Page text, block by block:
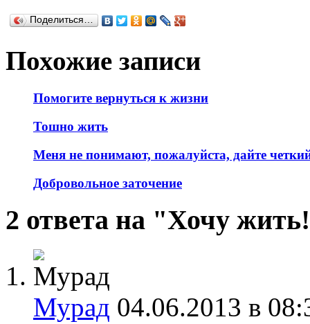
Поделиться…
Похожие записи
Помогите вернуться к жизни
Тошно жить
Меня не понимают, пожалуйста, дайте
Добровольное заточение
2 ответа на "Хочу
Мурад 04.06.2013 в